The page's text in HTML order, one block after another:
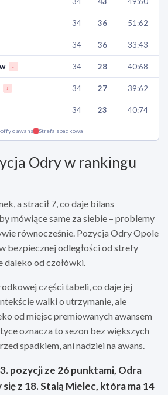
34 36 51:62
34 36 33:43
↓ 34 28 40:68
↓ 34 27 39:62
34 23 40:74
offy o awans Strefa spadkowa
Odry w rankingu
a stracił 7, co daje bilans
mówiące same za siebie – problemy
równocześnie. Pozycja Odry Opole
bezpiecznej odległości od strefy
daleko od czołówki.
części tabeli, co daje jej
walki o utrzymanie, ale
od miejsc premiowanych awansem
oznacza to sezon bez większych
spadkiem, ani nadziei na awans.
pozycji ze 26 punktami, Odra
z 18. Stalą Mielec, która ma 14